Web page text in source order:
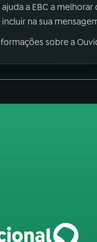
a EBC a
na sua
sobre a